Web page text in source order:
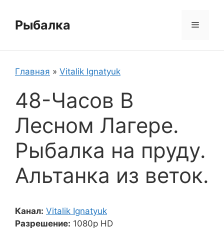
содержимому
Рыбалка Меню
Главная » Vitalik Ignatyuk
48-Часов В
Лесном Лагере.
Рыбалка на пруду.
Альтанка из веток.
Канал: Vitalik Ignatyuk
Разрешение: 1080p HD